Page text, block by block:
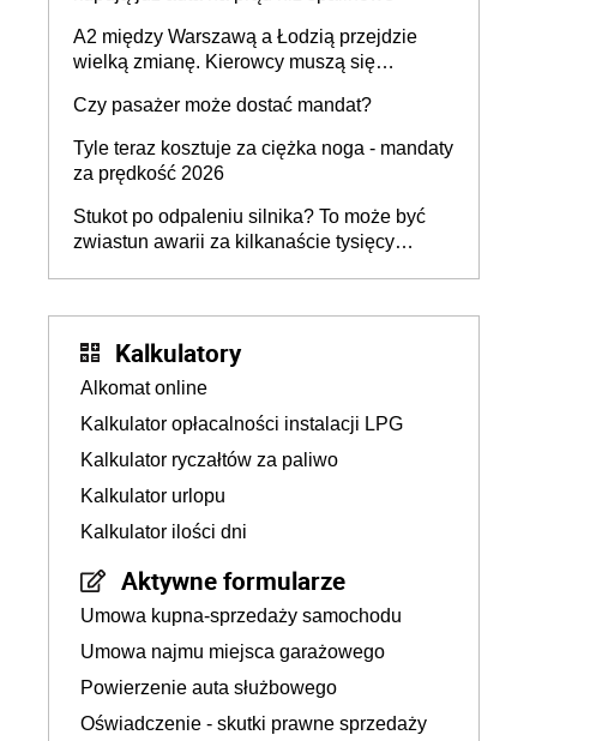
A2 między Warszawą a Łodzią przejdzie
wielką zmianę. Kierowcy muszą się
Czy pasażer może dostać mandat?
Tyle teraz kosztuje za ciężka noga - mandaty
za prędkość 2026
Stukot po odpaleniu silnika? To może być
zwiastun awarii za kilkanaście tysięcy
Kalkulatory
Alkomat online
Kalkulator opłacalności instalacji LPG
Kalkulator ryczałtów za paliwo
Kalkulator urlopu
Kalkulator ilości dni
Aktywne formularze
Umowa kupna-sprzedaży samochodu
Umowa najmu miejsca garażowego
Powierzenie auta służbowego
Oświadczenie - skutki prawne sprzedaży